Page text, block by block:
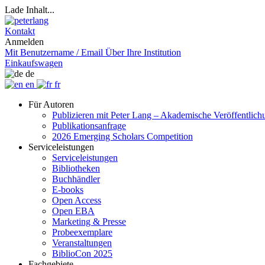
Lade Inhalt...
Kontakt
Anmelden
Mit Benutzername / Email Über Ihre Institution
Einkaufswagen
de
en
fr
Für Autoren
Publizieren mit Peter Lang – Akademische
Publikationsanfrage
2026 Emerging Scholars Competition
Serviceleistungen
Serviceleistungen
Bibliotheken
Buchhändler
E-books
Open Access
Open EBA
Marketing & Presse
Probeexemplare
Veranstaltungen
BiblioCon 2025